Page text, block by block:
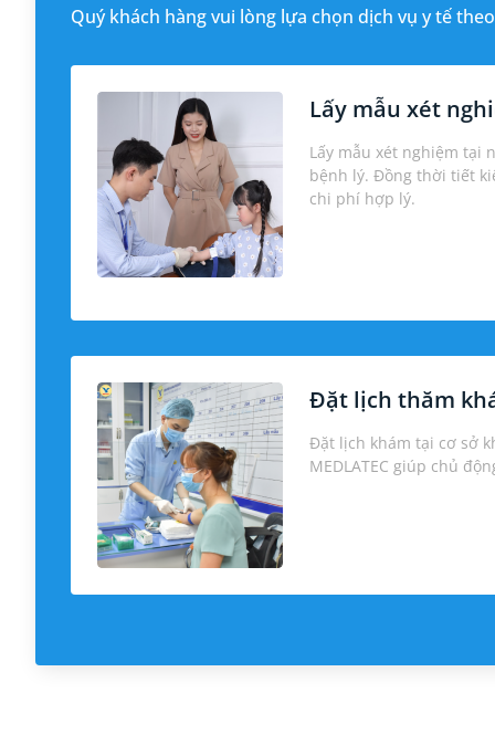
Quý khách hàng vui lòng lựa chọn dịch vụ y tế
Lấy mẫu xét
Lấy mẫu xét nghiệm tại
bệnh lý. Đồng thời tiết
chi phí hợp lý.
Đặt lịch thăm
Đặt lịch khám tại cơ sở
MEDLATEC giúp chủ